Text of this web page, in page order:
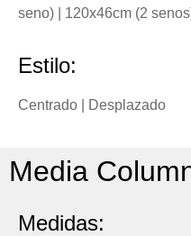
seno) | 120x46cm (2
Estilo:
Centrado | Desplazado
Media
Medidas: